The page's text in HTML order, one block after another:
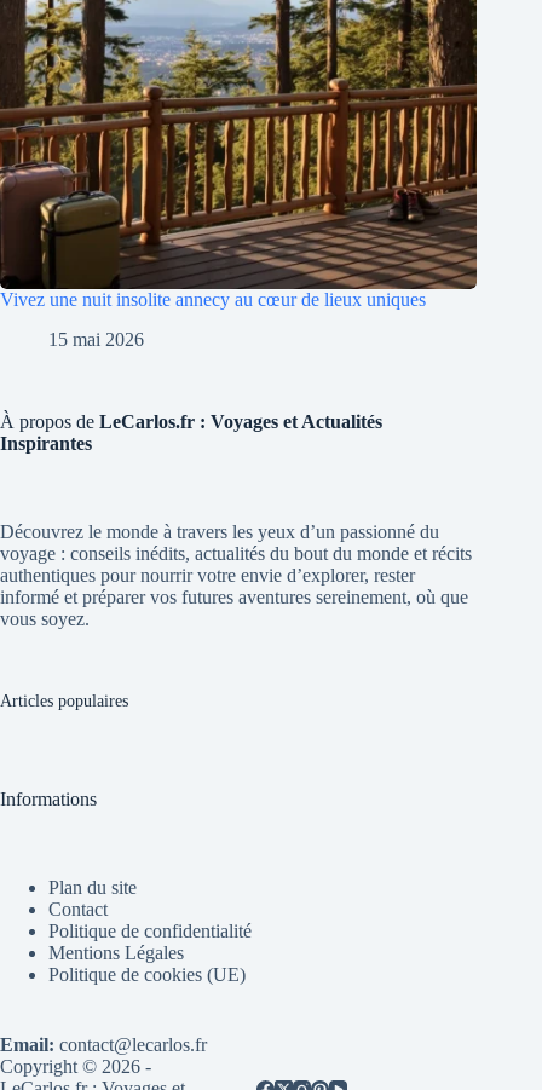
Vivez une nuit insolite annecy au cœur de lieux uniques
15 mai 2026
À propos de LeCarlos.fr : Voyages et Actualités
Inspirantes
Découvrez le monde à travers les yeux d’un passionné du
voyage : conseils inédits, actualités du bout du monde et récits
authentiques pour nourrir votre envie d’explorer, rester
informé et préparer vos futures aventures sereinement, où que
vous soyez.
Articles populaires
Informations
Plan du site
Contact
Politique de confidentialité
Mentions Légales
Politique de cookies (UE)
Email: contact@lecarlos.fr
Copyright © 2026 -